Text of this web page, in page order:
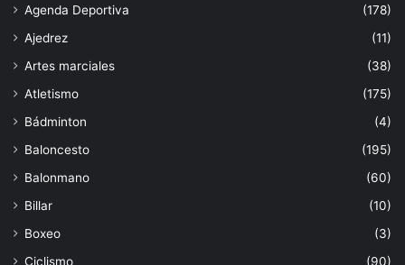
Agenda Deportiva
(178)
Ajedrez
(11)
Artes marciales
(38)
Atletismo
(175)
Bádminton
(4)
Baloncesto
(195)
Balonmano
(60)
Billar
(10)
Boxeo
(3)
Ciclismo
(90)